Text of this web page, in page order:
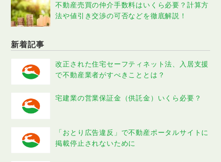
不動産売買の仲介手数料はいくら必要？計算方
法や値引き交渉の可否などを徹底解説！
新着記事
改正された住宅セーフティネット法、入居支援
で不動産業者がすべきこととは？
宅建業の営業保証金（供託金）いくら必要？
「おとり広告違反」で不動産ポータルサイトに
掲載停止されないために